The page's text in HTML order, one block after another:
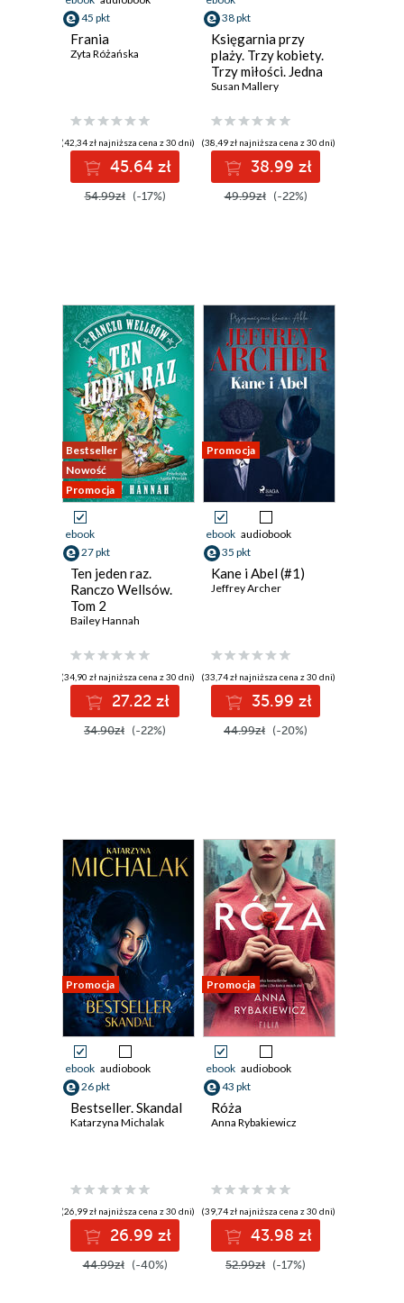
45 pkt
Frania
Zyta Różańska
(42,34 zł najniższa cena z 30 dni)
45.64 zł
54.99zł (-17%)
38 pkt
Księgarnia przy
plaży. Trzy kobiety.
Trzy miłości. Jedna
przyjaźń
Susan Mallery
(38,49 zł najniższa cena z 30 dni)
38.99 zł
49.99zł (-22%)
Bestseller
Nowość
Promocja
ebook
27 pkt
Ten jeden raz.
Ranczo Wellsów.
Tom 2
Bailey Hannah
(34,90 zł najniższa cena z 30 dni)
27.22 zł
34.90zł (-22%)
Promocja
ebook audiobook
35 pkt
Kane i Abel (#1)
Jeffrey Archer
(33,74 zł najniższa cena z 30 dni)
35.99 zł
44.99zł (-20%)
Promocja
ebook audiobook
26 pkt
Bestseller. Skandal
Katarzyna Michalak
(26,99 zł najniższa cena z 30 dni)
26.99 zł
44.99zł (-40%)
Promocja
ebook audiobook
43 pkt
Róża
Anna Rybakiewicz
(39,74 zł najniższa cena z 30 dni)
43.98 zł
52.99zł (-17%)